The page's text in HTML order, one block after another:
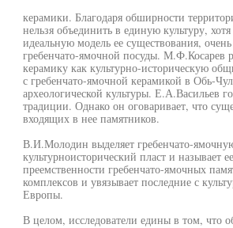
керамики. Благодаря обширности
нельзя объединить в единую культуру,
идеальную модель ее существования,
гребенчато-ямочной посуды. М.Ф.Косарев
керамику как культурно-историческую
с гребенчато-ямочной керамикой в Обь-
археологической культуры. Е.А.Васильев
традиции. Однако он оговаривает, что
входящих в нее памятников.
В.И.Молодин выделяет гребенчато-
культурноисторический пласт и называет
преемственности гребенчато-ямочных
комплексов и увязывает последние с
Европы.
В целом, исследователи едины в том, что